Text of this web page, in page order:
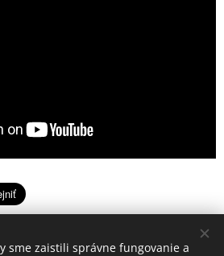
sme zaistili správne fungovanie a